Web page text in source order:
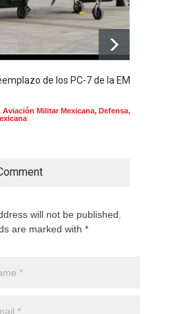
de los PC-7 de la EMA en
Aviación Militar Mexicana, Defensa,
will not be published.
are marked with *